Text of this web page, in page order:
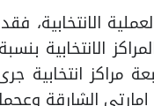
الانتخابية،
مراكز انتخابية
الشارقة